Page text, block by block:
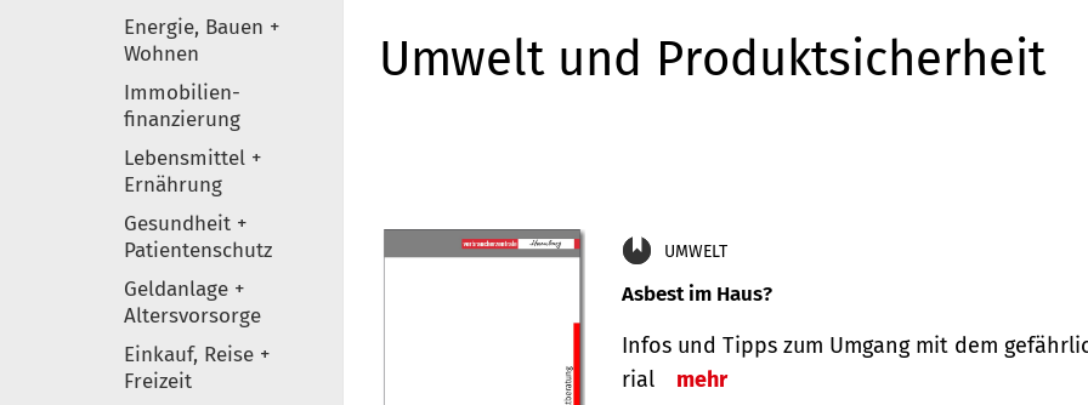
Elemente
Energie, Bauen +
Wohnen
Immobilien-
finanzierung
Lebensmittel +
Ernährung
Gesundheit +
Patientenschutz
Geldanlage +
Altersvorsorge
Einkauf, Reise +
Freizeit
Umwelt und Produktsicherheit
UMWELT
Asbest im Haus?
Infos und Tipps zum Um­gang mit dem
rial
mehr